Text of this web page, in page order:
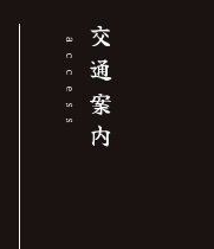
交通案内
access